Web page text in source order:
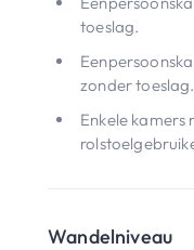
toeslag.
zonder toeslag.
Enkele
Wandelniveau